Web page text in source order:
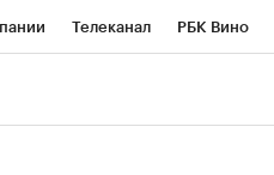
Телеканал РБК Вино